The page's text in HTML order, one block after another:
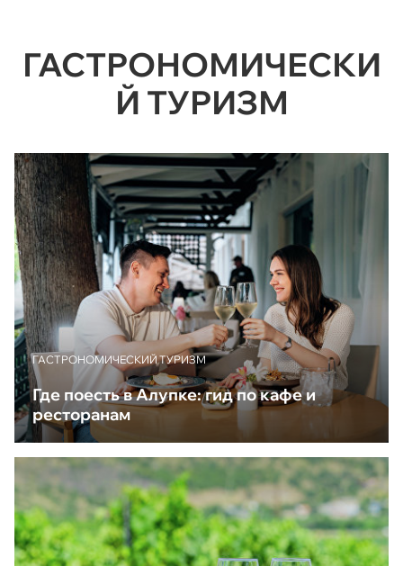
ГАСТРОНОМИЧЕСКИ
Й ТУРИЗМ
ГАСТРОНОМИЧЕСКИЙ ТУРИЗМ
Где поесть в Алупке: гид по кафе и
ресторанам